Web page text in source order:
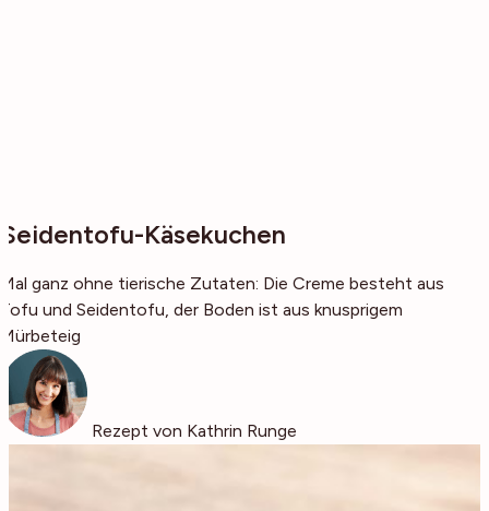
Seidentofu-Käsekuchen
Mal ganz ohne tierische Zutaten: Die Creme besteht aus
Tofu und Seidentofu, der Boden ist aus knusprigem
Mürbeteig
Rezept von Kathrin Runge